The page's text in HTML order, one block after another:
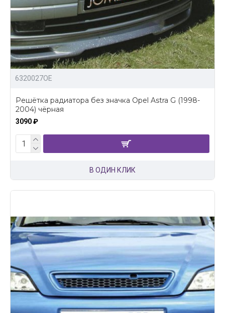
6320027OE
Решётка радиатора без значка Opel Astra G (1998-
2004) чёрная
3090 ₽
В ОДИН КЛИК